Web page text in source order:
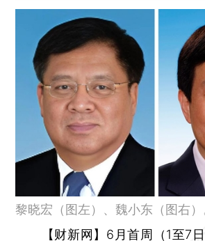
黎晓宏（图左）、魏小东（图右）
【财新网】 6月首周（1至7